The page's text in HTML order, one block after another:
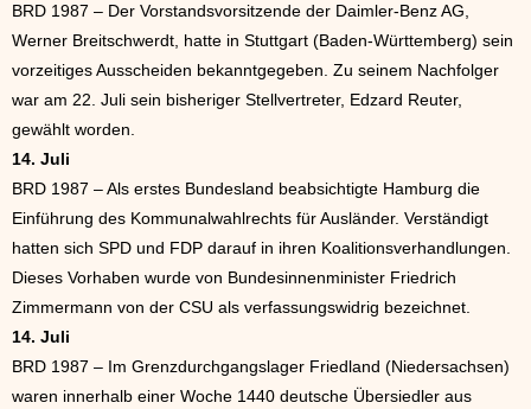
BRD 1987 – Der Vorstandsvorsitzende der Daimler-Benz AG,
Werner Breitschwerdt, hatte in Stuttgart (Baden-Württemberg) sein
vorzeitiges Ausscheiden bekanntgegeben. Zu seinem Nachfolger
war am 22. Juli sein bisheriger Stellvertreter, Edzard Reuter,
gewählt worden.
14. Juli
BRD 1987 – Als erstes Bundesland beabsichtigte Hamburg die
Einführung des Kommunalwahlrechts für Ausländer. Verständigt
hatten sich SPD und FDP darauf in ihren Koalitionsverhandlungen.
Dieses Vorhaben wurde von Bundesinnenminister Friedrich
Zimmermann von der CSU als verfassungswidrig bezeichnet.
14. Juli
BRD 1987 – Im Grenzdurchgangslager Friedland (Niedersachsen)
waren innerhalb einer Woche 1440 deutsche Übersiedler aus